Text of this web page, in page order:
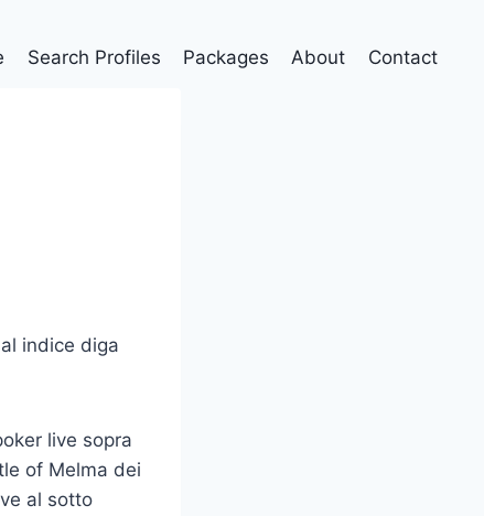
Search Profiles Packages About Contact
indice diga
live sopra
of Melma dei
al sotto